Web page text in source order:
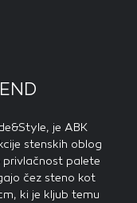
je ABK
stenskih oblog
privlačnost palete
čez steno kot
ki je kljub temu
ste obiskali naše
partnerji.
uporabljajo za
spletnih mestih.
vašega
teh piškotkov,
oglaševanja.